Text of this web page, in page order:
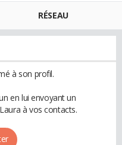
RÉSEAU
à son profil.
en lui envoyant un
à vos contacts.